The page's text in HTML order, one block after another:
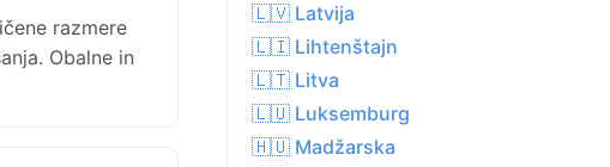
razmere
Obalne in
🇱🇻 Latvija
🇱🇮 Lihtenštajn
🇱🇹 Litva
🇱🇺 Luksemburg
🇭🇺 Madžarska